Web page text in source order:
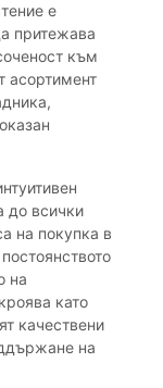
е
притежава
към
асортимент
до всички
на покупка в
на
като
качествени
на